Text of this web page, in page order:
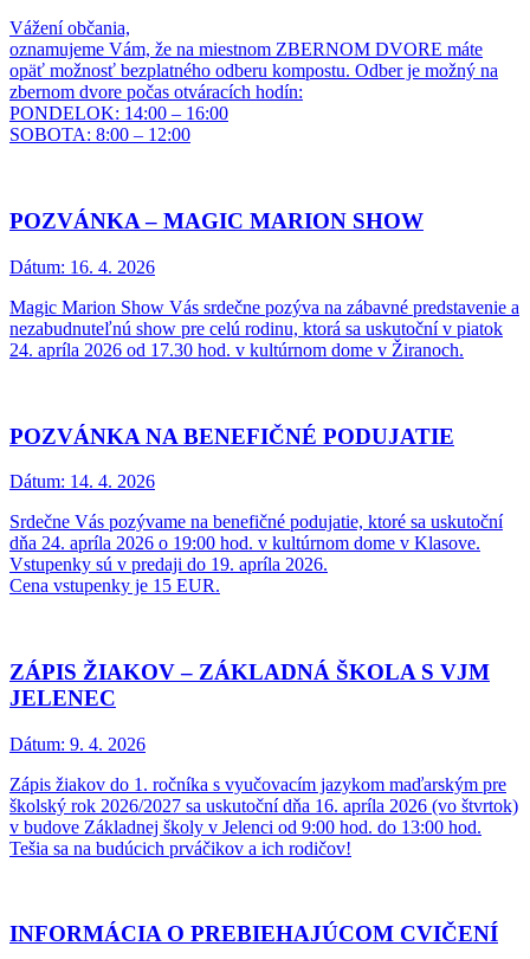
Vážení občania,
oznamujeme Vám, že na miestnom ZBERNOM DVORE máte
opäť možnosť bezplatného odberu kompostu. Odber je možný na
zbernom dvore počas otváracích hodín:
PONDELOK: 14:00 – 16:00
SOBOTA: 8:00 – 12:00
POZVÁNKA – MAGIC MARION SHOW
Dátum: 16. 4. 2026
Magic Marion Show Vás srdečne pozýva na zábavné predstavenie a
nezabudnuteľnú show pre celú rodinu, ktorá sa uskutoční v piatok
24. apríla 2026 od 17.30 hod. v kultúrnom dome v Žiranoch.
POZVÁNKA NA BENEFIČNÉ PODUJATIE
Dátum: 14. 4. 2026
Srdečne Vás pozývame na benefičné podujatie, ktoré sa uskutoční
dňa 24. apríla 2026 o 19:00 hod. v kultúrnom dome v Klasove.
Vstupenky sú v predaji do 19. apríla 2026.
Cena vstupenky je 15 EUR.
ZÁPIS ŽIAKOV – ZÁKLADNÁ ŠKOLA S VJM
JELENEC
Dátum: 9. 4. 2026
Zápis žiakov do 1. ročníka s vyučovacím jazykom maďarským pre
školský rok 2026/2027 sa uskutoční dňa 16. apríla 2026 (vo štvrtok)
v budove Základnej školy v Jelenci od 9:00 hod. do 13:00 hod.
Tešia sa na budúcich prváčikov a ich rodičov!
INFORMÁCIA O PREBIEHAJÚCOM CVIČENÍ